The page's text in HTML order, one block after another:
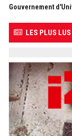
Gouvernement
LES PLUS LUS